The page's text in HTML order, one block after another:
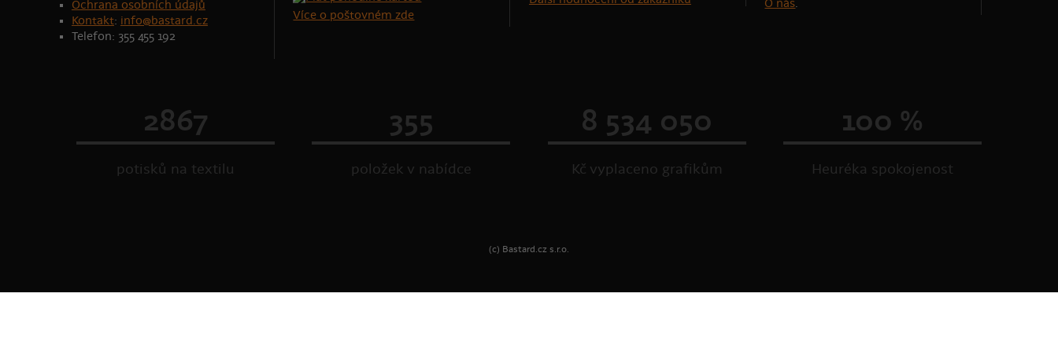
Ochrana osobních údajů
Kontakt: info@bastard.cz
Telefon: 355 455 192
Více o poštovném zde
O nás.
2867
potisků na textilu
355
položek v nabídce
8 534 050
Kč vyplaceno grafikům
100 %
Heuréka spokojenost
(c) Bastard.cz s.r.o.